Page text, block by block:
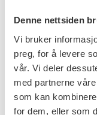
Denne nettsiden
Vi bruker
preg, for å levere
vår. Vi deler
med partnerne
som kan
for dem, eller som